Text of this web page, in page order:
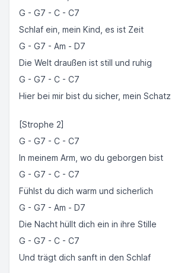
G - G7 - C - C7
Schlaf ein, mein Kind, es ist Zeit
G - G7 - Am - D7
Die Welt draußen ist still und ruhig
G - G7 - C - C7
Hier bei mir bist du sicher, mein Schatz
[Strophe 2]
G - G7 - C - C7
In meinem Arm, wo du geborgen bist
G - G7 - C - C7
Fühlst du dich warm und sicherlich
G - G7 - Am - D7
Die Nacht hüllt dich ein in ihre Stille
G - G7 - C - C7
Und trägt dich sanft in den Schlaf